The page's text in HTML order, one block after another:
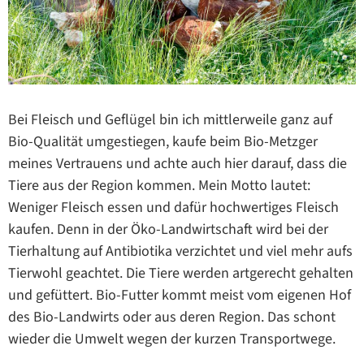
Bei Fleisch und Geflügel bin ich mittlerweile ganz auf
Bio-Qualität umgestiegen, kaufe beim Bio-Metzger
meines Vertrauens und achte auch hier darauf, dass die
Tiere aus der Region kommen. Mein Motto lautet:
Weniger Fleisch essen und dafür hochwertiges Fleisch
kaufen. Denn in der Öko-Landwirtschaft wird bei der
Tierhaltung auf Antibiotika verzichtet und viel mehr aufs
Tierwohl geachtet. Die Tiere werden artgerecht gehalten
und gefüttert. Bio-Futter kommt meist vom eigenen Hof
des Bio-Landwirts oder aus deren Region. Das schont
wieder die Umwelt wegen der kurzen Transportwege.